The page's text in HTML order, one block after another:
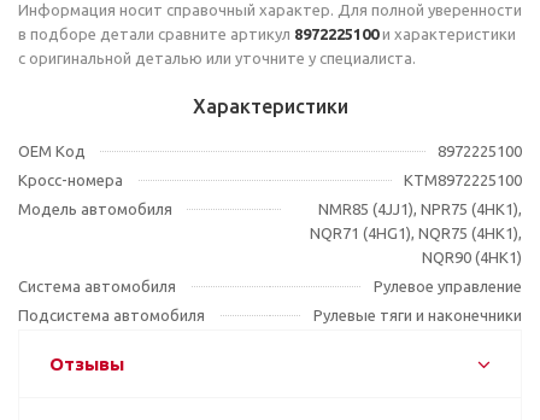
Информация носит справочный характер. Для полной уверенности
в подборе детали сравните артикул 8972225100и характеристики
с оригинальной деталью или уточните у специалиста.
Характеристики
OEM Код
8972225100
Кросс-номера
KTM8972225100
Модель автомобиля
NMR85 (4JJ1), NPR75 (4HK1),
NQR71 (4HG1), NQR75 (4HK1),
NQR90 (4HK1)
Система автомобиля
Рулевое управление
Подсистема автомобиля
Рулевые тяги и наконечники
Отзывы